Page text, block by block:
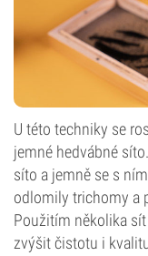
U této techniky se
jemné hedvábné
síto a jemně se s
odlomily trichomy a
Použitím několika
zvýšit čistotu i